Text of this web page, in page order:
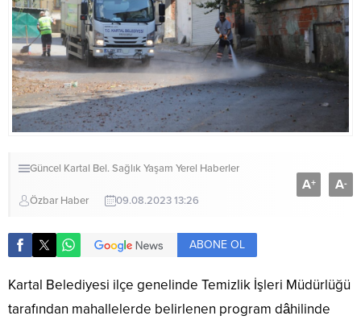
Güncel Kartal Bel. SağlıkYaşam Yerel Haberler
Özbar Haber 09.08.2023 13:26
A+ A-
ABONE OL
Kartal Belediyesi ilçe genelinde Temizlik İşleri Müdürlüğü
tarafından mahallelerde belirlenen program dâhilinde